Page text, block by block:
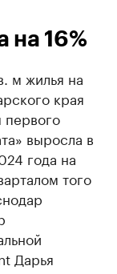
на 16%
м жилья на
края
первого
выросла в
года на
того
Дарья